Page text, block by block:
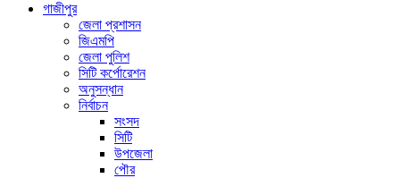
গাজীপুর
জেলা প্রশাসন
জিএমপি
জেলা পুলিশ
সিটি কর্পোরেশন
অনুসন্ধান
নির্বাচন
সংসদ
সিটি
উপজেলা
পৌর